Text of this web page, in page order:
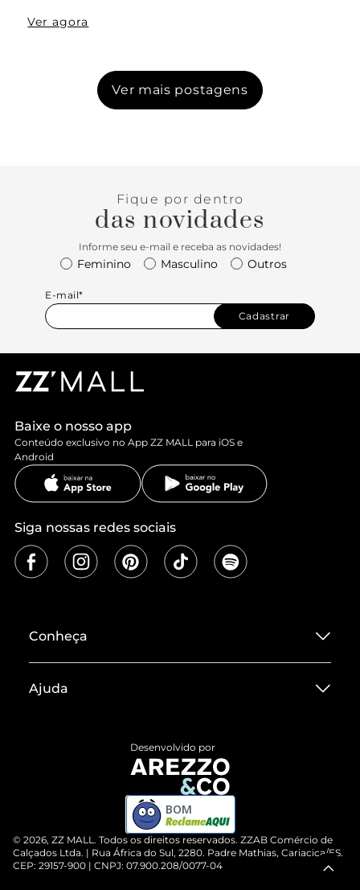
Ver agora
Ver mais postagens
Fique por dentro
das novidades
Informe seu e-mail e receba as novidades!
Feminino Masculino Outros
E-mail*
Cadastrar
Baixe o nosso app
Conteúdo exclusivo no App ZZ MALL para iOS e
Android
Siga nossas redes sociais
Conheça
Termos de Uso
Cartão Presente
Ajuda
Compre pelo WhatsApp
© 2026, ZZ MALL. Todos os direitos reservados. ZZAB Comércio de
Calçados Ltda. | Rua África do Sul, 2280. Padre Mathias, Cariacica/ES.
CEP: 29157-900 | CNPJ: 07.900.208/0077-04
Desenvolvido por
BOM